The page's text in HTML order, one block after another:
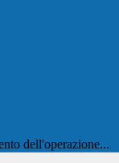
dell'operazione...